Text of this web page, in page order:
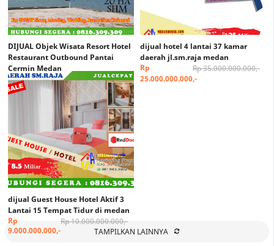
DIJUAL Objek Wisata Resort Hotel
Restaurant Outbound Pantai
Cermin Medan
Rp 350.000.000.000,-
Rp
320.000.000.000,-
dijual hotel 4 lantai 37 kamar
daerah jl.sm.raja medan
Rp 35.000.000.000,-
Rp
25.000.000.000,-
dijual Guest House Hotel Aktif 3
Lantai 15 Tempat Tidur di medan
Rp 10.000.000.000,-
Rp
9.000.000.000,-
TAMPILKAN LAINNYA